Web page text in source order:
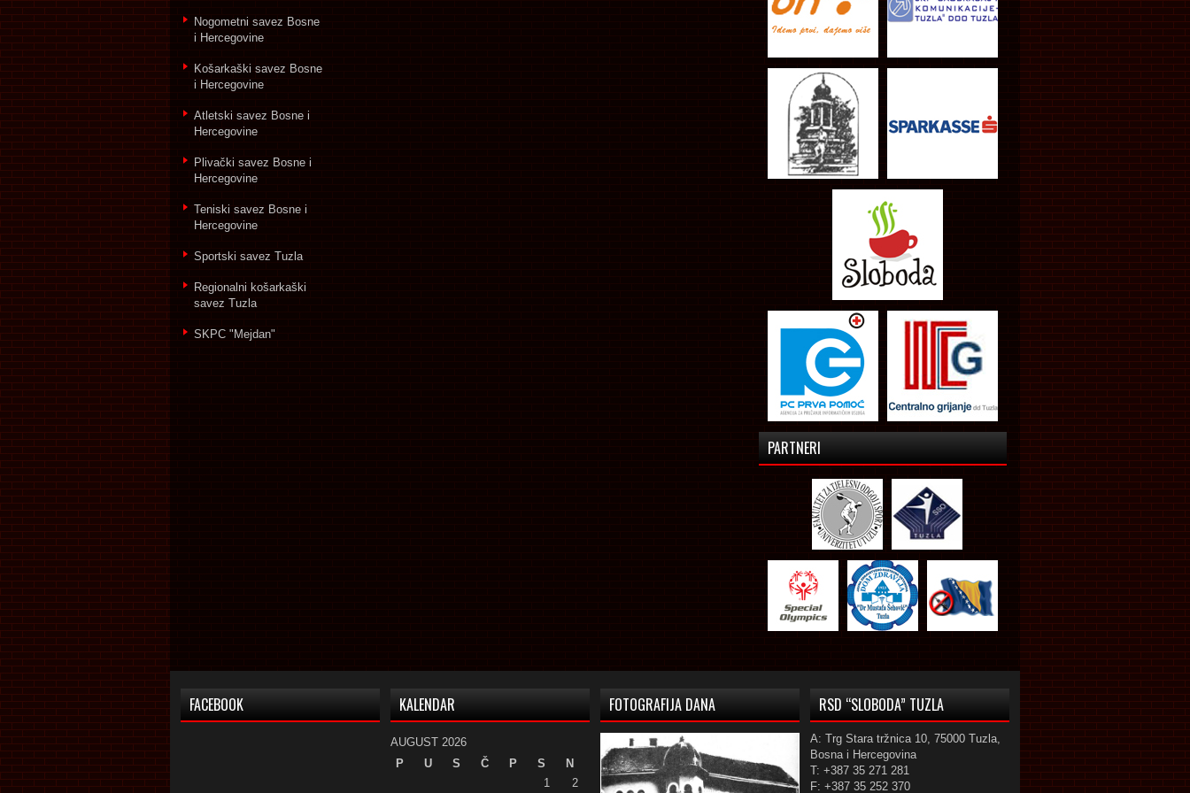
Nogometni savez Bosne
i Hercegovine
Košarkaški savez Bosne
i Hercegovine
Atletski savez Bosne i
Hercegovine
Plivački savez Bosne i
Hercegovine
Teniski savez Bosne i
Hercegovine
Sportski savez Tuzla
Regionalni košarkaški
savez Tuzla
SKPC "Mejdan"
PARTNERI
FACEBOOK KALENDAR
AUGUST 2026
P
U S Č P S
N
1
2
FOTOGRAFIJA DANA RSD “SLOBODA” TUZLA
A: Trg Stara tržnica 10, 75000 Tuzla,
Bosna i Hercegovina
T: +387 35 271 281
F: +387 35 252 370